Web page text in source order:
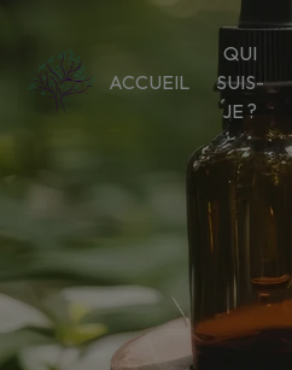
ACCUEIL
QUI
SUIS-
JE ?
Panneau de gestion des cookies